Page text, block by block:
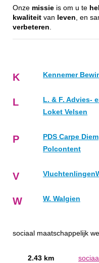
Onze missie is om u te
kwaliteit van leven , en
verbeteren
K Kennemer
L
L. & F. Advies-
Loket Velsen
P
PDS Carpe Diem
Polcontent
V
W W. Walgien
sociaal maatschappelijk
2.43 km